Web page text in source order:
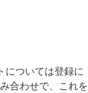
ついては登録に
合わせで、これを